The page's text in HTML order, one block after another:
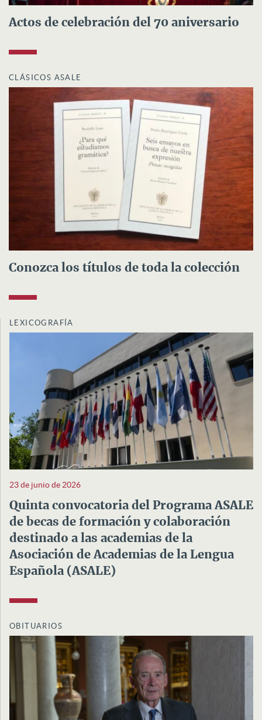
Actos de celebración del 70 aniversario
CLÁSICOS ASALE
Conozca los títulos de toda la colección
LEXICOGRAFÍA
23 de junio de 2026
Quinta convocatoria del Programa ASALE
de becas de formación y colaboración
destinado a las academias de la
Asociación de Academias de la Lengua
Española (ASALE)
OBITUARIOS